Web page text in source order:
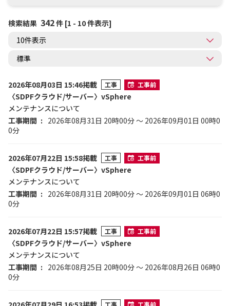
検索結果 342件 [1 - 10 件表示]
2026年08月03日 15:46掲載 工事 工事前
〈SDPFクラウド/サーバー〉vSphere
メンテナンスについて
工事期間
2026年08月31日 20時00分 ～ 2026年09月01日 00時0
0分
2026年07月22日 15:58掲載 工事 工事前
〈SDPFクラウド/サーバー〉vSphere
メンテナンスについて
工事期間
2026年08月31日 20時00分 ～ 2026年09月01日 06時0
0分
2026年07月22日 15:57掲載 工事 工事前
〈SDPFクラウド/サーバー〉vSphere
メンテナンスについて
工事期間
2026年08月25日 20時00分 ～ 2026年08月26日 06時0
0分
工事 工事前